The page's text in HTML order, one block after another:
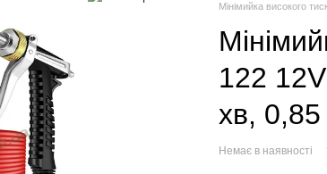
Мінімийка високого
122
хв,
Немає в наявності